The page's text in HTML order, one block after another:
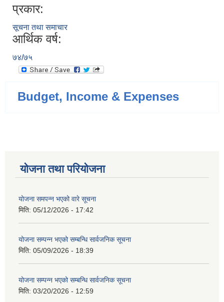
प्रकार:
सूचना तथा समाचार
आर्थिक वर्ष:
७४/७५
Budget, Income & Expenses
योजना तथा परियोजना
योजना समपन्न भएको वारे सूचना
मिति: 05/12/2026 - 17:42
योजना सम्पन्न भएको सम्बन्धि सार्वजनिक सूचना
मिति: 05/09/2026 - 18:39
योजना सम्पन्न भएको सम्बन्धि सार्वजनिक सूचना
मिति: 03/20/2026 - 12:59